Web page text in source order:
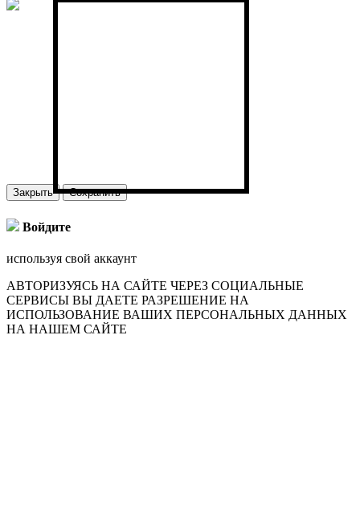
Закрыть Сохранить
Войдите
используя свой аккаунт
АВТОРИЗУЯСЬ НА САЙТЕ ЧЕРЕЗ СОЦИАЛЬНЫЕ
СЕРВИСЫ ВЫ ДАЕТЕ РАЗРЕШЕНИЕ НА
ИСПОЛЬЗОВАНИЕ ВАШИХ ПЕРСОНАЛЬНЫХ ДАННЫХ
НА НАШЕМ САЙТЕ